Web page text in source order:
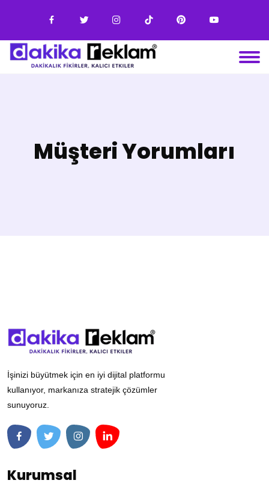
Müşteri Yorumları
İşinizi büyütmek için en iyi dijital platformu
kullanıyor, markanıza stratejik çözümler
sunuyoruz.
Kurumsal